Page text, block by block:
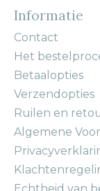
Informatie
Contact
Het
Betaalopties
Verzendopties
Ruilen en
Algemene
Echtheid van